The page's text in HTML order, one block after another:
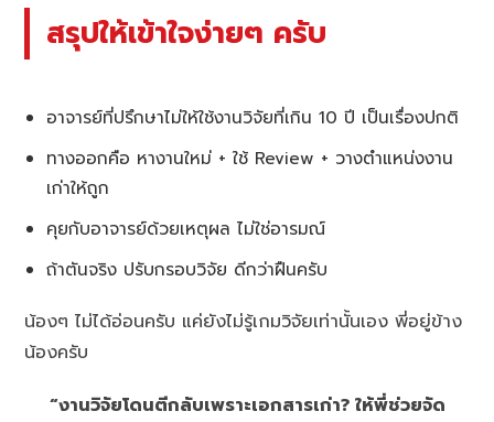
สรุปให้เข้าใจง่ายๆ ครับ
อาจารย์ที่ปรึกษาไม่ให้ใช้งานวิจัยที่เกิน 10 ปี เป็นเรื่องปกติ
ทางออกคือ หางานใหม่ + ใช้ Review + วางตำแหน่งงาน
เก่าให้ถูก
คุยกับอาจารย์ด้วยเหตุผล ไม่ใช่อารมณ์
ถ้าตันจริง ปรับกรอบวิจัย ดีกว่าฝืนครับ
น้องๆ ไม่ได้อ่อนครับ แค่ยังไม่รู้เกมวิจัยเท่านั้นเอง พี่อยู่ข้าง
น้องครับ
“งานวิจัยโดนตีกลับเพราะเอกสารเก่า? ให้พี่ช่วยจัด